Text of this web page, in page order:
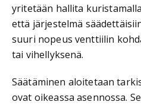
yritetään hallita
että järjestelmä
suuri nopeus venttiilin
tai vihellyksenä.
Säätäminen aloitetaan
ovat oikeassa asennossa.